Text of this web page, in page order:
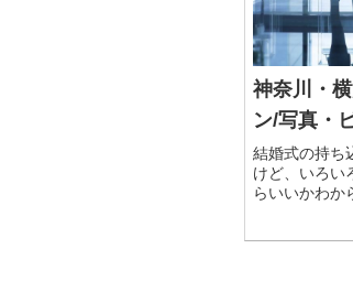
神奈川・
ン/写真・
結婚式の持ち
けど、いろい
らいいかわか
域によって